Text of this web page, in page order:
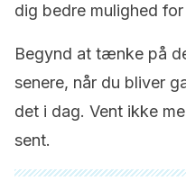
dig bedre mulighed
Begynd at tænke på
senere, når du bliver
det i dag. Vent ikke
sent.